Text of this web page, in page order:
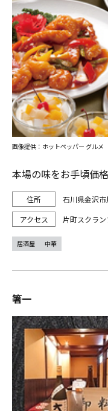
本場の味をお手頃価
石川県金沢
片町スクラ
画像提供：ホットペッパー グルメ
居酒屋 中華
箸一